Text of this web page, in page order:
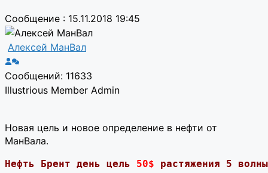
Сообщение : 15.11.2018 19:45
Алексей МанВал
Сообщений: 11633
Illustrious Member Admin
Новая цель и новое определение в нефти от
МанВала.
Нефть Брент день цель 50$ растяжения 5